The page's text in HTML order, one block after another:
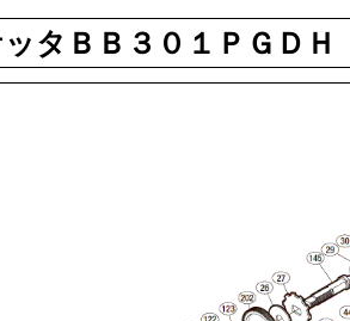
タＢＢ３０１ＰＧＤＨ